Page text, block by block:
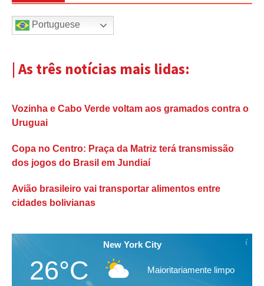
Portuguese
| As três notícias mais lidas:
Vozinha e Cabo Verde voltam aos gramados contra o
Uruguai
Copa no Centro: Praça da Matriz terá transmissão
dos jogos do Brasil em Jundiaí
Avião brasileiro vai transportar alimentos entre
cidades bolivianas
New York City
26°C Maioritariamente limpo